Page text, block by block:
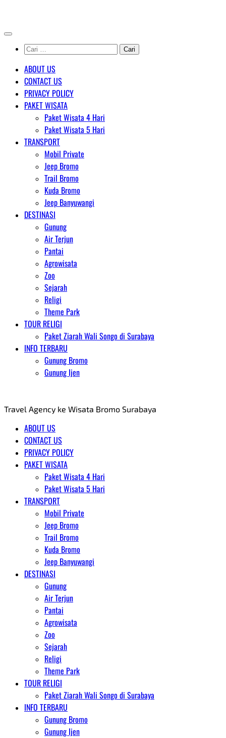
content
Cari
untuk:
ABOUT US
CONTACT US
PRIVACY POLICY
PAKET WISATA
Paket Wisata 4 Hari
Paket Wisata 5 Hari
TRANSPORT
Mobil Private
Jeep Bromo
Trail Bromo
Kuda Bromo
Jeep Banyuwangi
DESTINASI
Gunung
Air Terjun
Pantai
Agrowisata
Zoo
Sejarah
Religi
Theme Park
TOUR RELIGI
Paket Ziarah Wali Songo di Surabaya
INFO TERBARU
Gunung Bromo
Gunung Ijen
Travel Agency ke Wisata Bromo Surabaya
ABOUT US
CONTACT US
PRIVACY POLICY
PAKET WISATA
Paket Wisata 4 Hari
Paket Wisata 5 Hari
TRANSPORT
Mobil Private
Jeep Bromo
Trail Bromo
Kuda Bromo
Jeep Banyuwangi
DESTINASI
Gunung
Air Terjun
Pantai
Agrowisata
Zoo
Sejarah
Religi
Theme Park
TOUR RELIGI
Paket Ziarah Wali Songo di Surabaya
INFO TERBARU
Gunung Bromo
Gunung Ijen